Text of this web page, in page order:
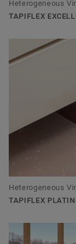
Heterogeneous
TAPIFLEX
Heterogeneous
TAPIFLEX